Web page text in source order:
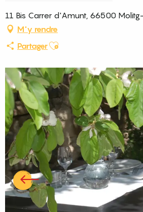
11 Bis Carrer d'Amunt, 66500
M'y rendre
PartagerAjouter aux favoris